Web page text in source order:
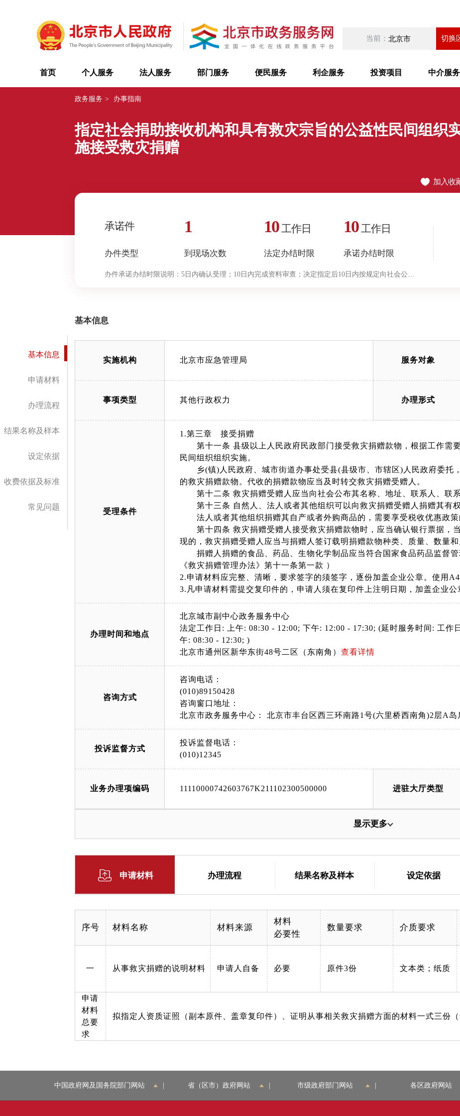
当前： 北京市 切换
首页 个人服务 法人服务 部门服务 便民服务 利企服务 投资项目 中介服务
政务服务 > 办事指南
指定社会捐助接收机构和具有救灾宗旨的公益性民间组织
施接受救灾捐赠
加入收
承诺件
办件类型
1
到现场次数
10工作日
法定办结时限
10工作日
承诺办结时限
办件承诺办结时限说明： 5日内确认受理；10日内完成资料审查；决定指定后10日内按规定向社会公示
基本信息
申请材料
办理流程
结果名称及样本
设定依据
收费依据及标准
常见问题
基本信息
实施机构 北京市应急管理局 服务对象
事项类型 其他行政权力 办理形式
受理条件
1.第三章 接受捐赠
第十一条 县级以上人民政府民政部门接受救灾捐赠款物，根据工作需
民间组织组织实施。
乡(镇)人民政府、城市街道办事处受县(县级市、市辖区)人民政府委托
的救灾捐赠款物。代收的捐赠款物应当及时转交救灾捐赠受赠人。
第十二条 救灾捐赠受赠人应当向社会公布其名称、地址、联系人、联系
第十三条 自然人、法人或者其他组织可以向救灾捐赠受赠人捐赠其有权
法人或者其他组织捐赠其自产或者外购商品的，需要享受税收优惠政策
第十四条 救灾捐赠受赠人接受救灾捐赠款物时，应当确认银行票据，
现的，救灾捐赠受赠人应当与捐赠人签订载明捐赠款物种类、质量、数量和
捐赠人捐赠的食品、药品、生物化学制品应当符合国家食品药品监督管
《救灾捐赠管理办法》第十一条第一款 ）
2.申请材料应完整、清晰，要求签字的须签字，逐份加盖企业公章。使用
3.凡申请材料需提交复印件的，申请人须在复印件上注明日期，加盖企业公
办理时间和地点
北京城市副中心政务服务中心
法定工作日: 上午: 08:30 - 12:00; 下午: 12:00 - 17:30; (延时服务时间: 工作
午: 08:30 - 12:30; )
北京市通州区新华东街48号二区（东南角） 查看详情
咨询方式
咨询电话：
(010)89150428
咨询窗口地址：
北京市政务服务中心： 北京市丰台区西三环南路1号(六里桥西南角)2层A岛
投诉监督方式
投诉监督电话：
(010)12345
业务办理项编码 11110000742603767K211102300500000 进驻大厅类型
显示更多
申请材料 办理流程 结果名称及样本 设定依据
序号 材料名称 材料来源
材料
必要性
数量要求 介质要求
一 从事救灾捐赠的说明材料 申请人自备 必要 原件3份 文本类；纸质
申请
材料
总要
求
拟指定人资质证照（副本原件、盖章复印件）、证明从事相关救灾捐赠方面的材料一式三份（
中国政府网及国务院部门网站 省（区市）政府网站 市级政府部门网站 各区政府网站